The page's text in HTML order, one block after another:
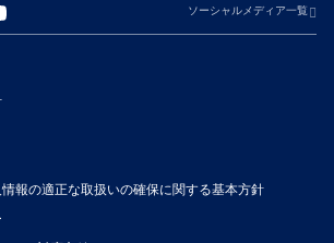
ソーシャルメディア一覧
報の適正な取扱いの確保に関する基本方針